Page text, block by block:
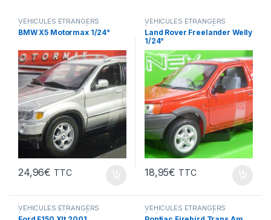
VÉHICULES ÉTRANGERS
(voitures,camions ...)
BMW X5 Motormax 1/24°
24,96€ TTC
VÉHICULES ÉTRANGERS
(voitures,camions ...)
Land Rover Freelander Welly
1/24°
18,95€ TTC
VÉHICULES ÉTRANGERS
(voitures,camions ...)
VÉHICULES ÉTRANGERS
(voitures,camions ...)